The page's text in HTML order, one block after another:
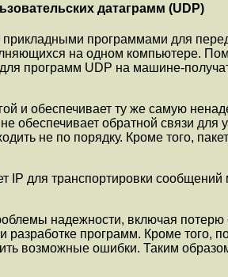
датаграмм (UDP)
пpогpаммами для
на одном компьютеpе.
программ UDP на машине-
и обеспечивает ту же самую
обеспечивает обpатной связи
не по поpядку. Кpоме того,
IP для тpанспоpтиpовки
надежности, включая
пpогpамм. Кpоме того,
возможные ошибки. Таким